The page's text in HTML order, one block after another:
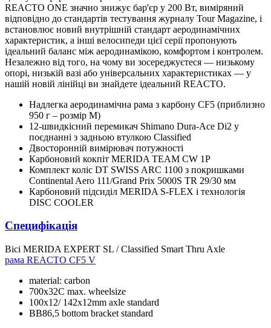
REACTO ONE значно знижує бар'єр у 200 Вт, виміряний
відповідно до стандартів тестування журналу Tour Magazine, і
встановлює новий внутрішній стандарт аеродинамічних
характеристик, а інші велосипеди цієї серії пропонують
ідеальний баланс між аеродинамікою, комфортом і контролем.
Незалежно від того, на чому ви зосереджуєтеся — низькому
опорі, низькій вазі або універсальних характеристиках — у
нашій новій лінійці ви знайдете ідеальний REACTO.
Надлегка аеродинамічна рама з карбону CF5 (приблизно
950 г – розмір M)
12-швидкісний перемикач Shimano Dura-Ace Di2 у
поєднанні з задньою втулкою Classified
Двосторонній вимірювач потужності
Карбоновий кокпіт MERIDA TEAM CW 1P
Комплект коліс DT SWISS ARC 1100 з покришками
Continental Aero 111/Grand Prix 5000S TR 29/30 мм
Карбоновий підсиділ MERIDA S-FLEX і технологія
DISC COOLER
Специфікація
Вісі MERIDA EXPERT SL / Classified Smart Thru Axle
рама REACTO CF5 V
material: carbon
700x32C max. wheelsize
100x12/ 142x12mm axle standard
BB86,5 bottom bracket standard